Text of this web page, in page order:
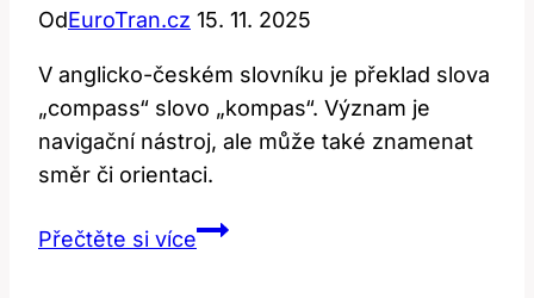
OdEuroTran.cz 15. 11. 2025
V anglicko-českém slovníku je překlad slova
„compass“ slovo „kompas“. Význam je
navigační nástroj, ale může také znamenat
směr či orientaci.
Přečtěte si víceCompass: